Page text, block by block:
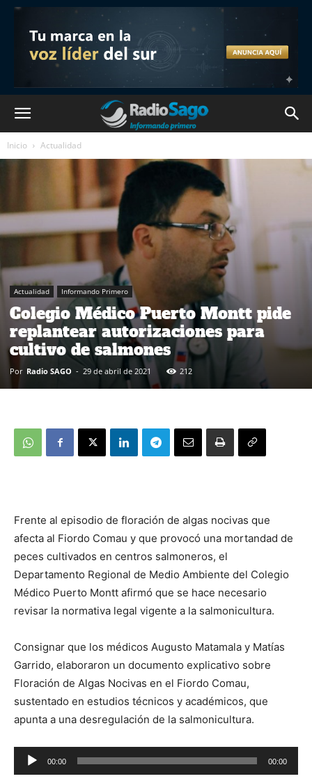
Inicio Actualidad
Actualidad Informando Primero
Colegio Médico Puerto Montt pide
replantear autorizaciones para
cultivo de salmones
Por Radio SAGO - 29 de abril de 2021 212
Frente al episodio de floración de algas nocivas que
afecta al Fiordo Comau y que provocó una mortandad de
peces cultivados en centros salmoneros, el
Departamento Regional de Medio Ambiente del Colegio
Médico Puerto Montt afirmó que se hace necesario
revisar la normativa legal vigente a la salmonicultura.
Consignar que los médicos Augusto Matamala y Matías
Garrido, elaboraron un documento explicativo sobre
Floración de Algas Nocivas en el Fiordo Comau,
sustentado en estudios técnicos y académicos, que
apunta a una desregulación de la salmonicultura.
Reproductor
de
00:00 00:00